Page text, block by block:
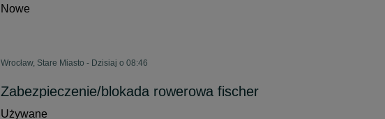
Nowe
Wrocław, Stare Miasto - Dzisiaj o 08:46
Zabezpieczenie/blokada rowerowa fischer
Używane